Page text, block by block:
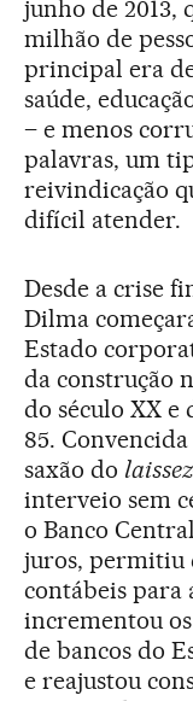
junho de 2013,
milhão de
principal era
saúde,
– e menos
palavras, um
reivindicação
difícil atender.
Desde a crise
Dilma
Estado
da construção
do século XX
85.
saxão do
interveio sem
o Banco
juros, permitiu
contábeis para
incrementou
de bancos do
e reajustou